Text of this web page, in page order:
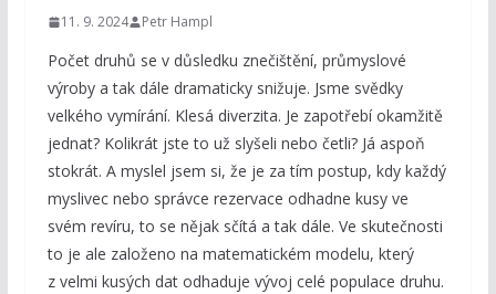
11. 9. 2024 Petr Hampl
Počet druhů se v důsledku znečištění, průmyslové
výroby a tak dále dramaticky snižuje. Jsme svědky
velkého vymírání. Klesá diverzita. Je zapotřebí okamžitě
jednat? Kolikrát jste to už slyšeli nebo četli? Já aspoň
stokrát. A myslel jsem si, že je za tím postup, kdy každý
myslivec nebo správce rezervace odhadne kusy ve
svém revíru, to se nějak sčítá a tak dále. Ve skutečnosti
to je ale založeno na matematickém modelu, který
z velmi kusých dat odhaduje vývoj celé populace druhu.